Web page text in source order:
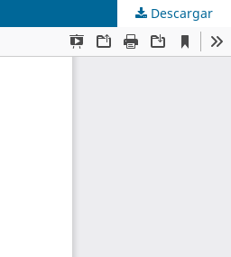
Descargar